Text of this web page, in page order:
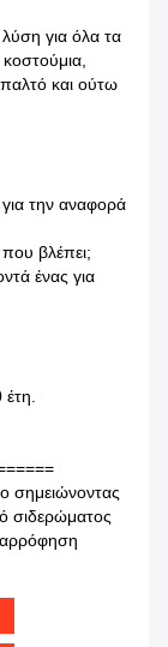
για όλα τα
και ούτω
την αναφορά
βλέπει;
ένας για
σημειώνοντας
σιδερώματος